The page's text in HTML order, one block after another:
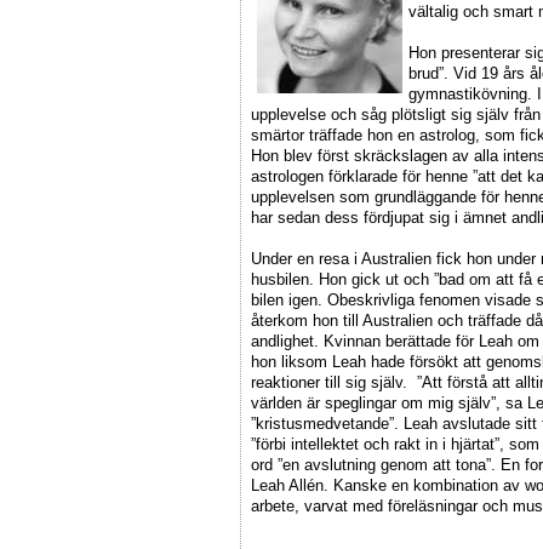
vältalig och smart
Hon presenterar
brud”. Vid 19 års
gymnastikövning.
upplevelse och såg plötsligt sig själv
smärtor träffade hon en astrolog, som
Hon blev först skräckslagen av alla
astrologen förklarade för henne ”att det
upplevelsen som grundläggande för
har sedan dess fördjupat sig i ämnet
Under en resa i Australien fick hon
husbilen. Hon gick ut och ”bad om att få
bilen igen. Obeskrivliga fenomen
återkom hon till Australien och träffade
andlighet. Kvinnan berättade för Leah
hon liksom Leah hade försökt att
reaktioner till sig själv. ”Att förstå att
världen är speglingar om mig själv”, sa
”kristusmedvetande”. Leah avslutade
”förbi intellektet och rakt in i hjärtat”,
ord ”en avslutning genom att tona”. En
Leah Allén. Kanske en kombination av
arbete, varvat med föreläsningar och